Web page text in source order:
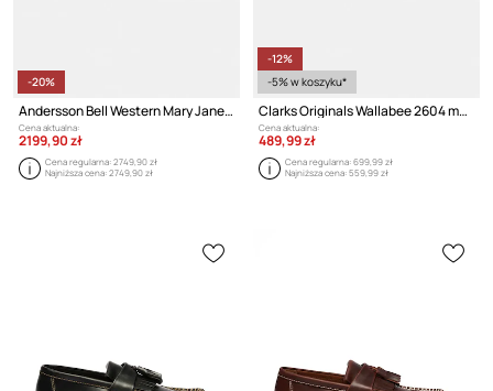
-20%
Andersson Bell Western Mary Jane mokasyny damskie skórzane
Cena aktualna:
2199,90 zł
Cena regularna:2749,90 zł
Najniższa cena:2749,90 zł
-12%
-5% w koszyku*
Clarks Originals Wallabee 2604 mokasyny damskie skórzane
Cena aktualna:
489,99 zł
Cena regularna:699,99 zł
Najniższa cena:559,99 zł